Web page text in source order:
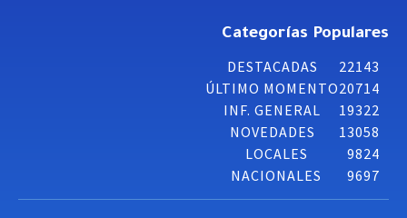
Categorías Populares
DESTACADAS
22143
ÚLTIMO MOMENTO20714
INF. GENERAL
19322
NOVEDADES
13058
LOCALES
9824
NACIONALES
9697